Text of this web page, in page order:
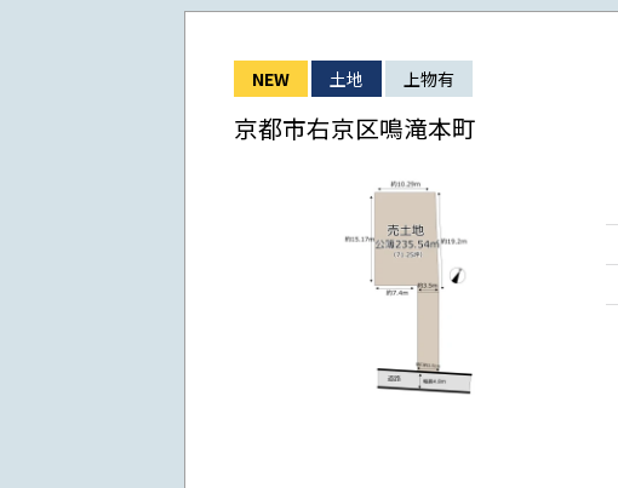
NEW 土地 上物有
京都市右京区鳴滝本町